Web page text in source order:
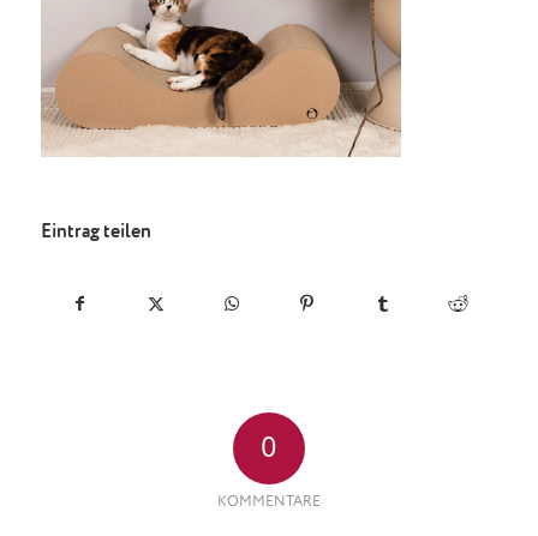
Eintrag teilen
0
KOMMENTARE